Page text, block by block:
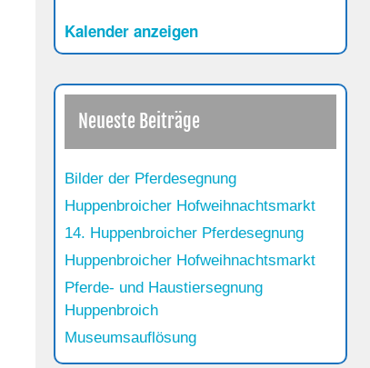
Kalender anzeigen
Neueste Beiträge
Bilder der Pferdesegnung
Huppenbroicher Hofweihnachtsmarkt
14. Huppenbroicher Pferdesegnung
Huppenbroicher Hofweihnachtsmarkt
Pferde- und Haustiersegnung
Huppenbroich
Museumsauflösung